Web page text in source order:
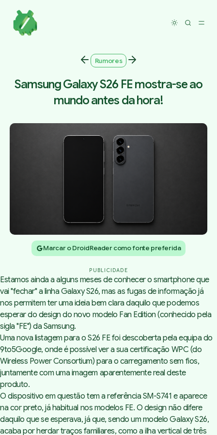
Toggle
Rumores
Samsung Galaxy S26 FE mostra-se ao
mundo antes da hora!
Marcar o DroidReader como fonte preferida
PUBLICIDADE
Estamos ainda a alguns meses de conhecer o smartphone que
vai "fechar" a linha Galaxy S26, mas as fugas de informação já
nos permitem ter uma ideia bem clara daquilo que podemos
esperar do design do novo modelo Fan Edition (conhecido pela
sigla "FE") da Samsung.
Uma novalistagempara o S26 FE foi descoberta pela equipa do
9to5Google, onde é possível ver a sua certificação WPC (do
Wireless Power Consortium) para o carregamento sem fios,
juntamente com uma imagem aparentemente real deste
produto.
O dispositivo em questão tem a referência SM-S741 e aparece
na cor preto, já habitual nos modelos FE. O design não difere
daquilo que se esperava, já que, sendo um modelo Galaxy S26,
acaba por herdar traços familiares, como a ilha vertical de três